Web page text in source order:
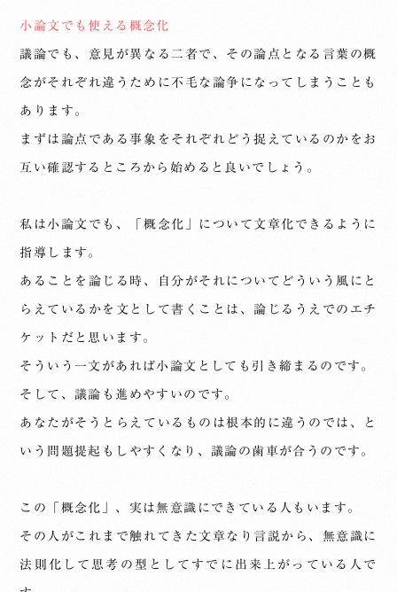
小論文でも使える概念化
議論でも、意見が異なる二者で、その論点となる言葉の概
念がそれぞれ違うために不毛な論争になってしまうことも
あります。
まずは論点である事象をそれぞれどう捉えているのかをお
互い確認するところから始めると良いでしょう。
私は小論文でも、「概念化」について文章化できるように
指導します。
あることを論じる時、自分がそれについてどういう風にと
らえているかを文として書くことは、論じるうえでのエチ
ケットだと思います。
そういう一文があれば小論文としても引き締まるのです。
そして、議論も進めやすいのです。
あなたがそうとらえているものは根本的に違うのでは、と
いう問題提起もしやすくなり、議論の歯車が合うのです。
この「概念化」、実は無意識にできている人もいます。
その人がこれまで触れてきた文章なり言説から、無意識に
法則化して思考の型としてすでに出来上がっている人で